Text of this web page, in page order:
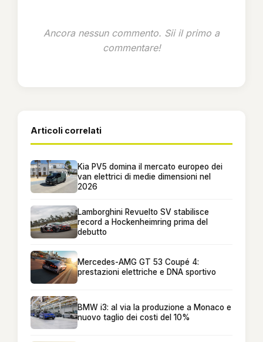
Ancora nessun commento. Sii il primo a
commentare!
Articoli correlati
Kia PV5 domina il mercato europeo dei
van elettrici di medie dimensioni nel
2026
Lamborghini Revuelto SV stabilisce
record a Hockenheimring prima del
debutto
Mercedes-AMG GT 53 Coupé 4:
prestazioni elettriche e DNA sportivo
BMW i3: al via la produzione a Monaco e
nuovo taglio dei costi del 10%